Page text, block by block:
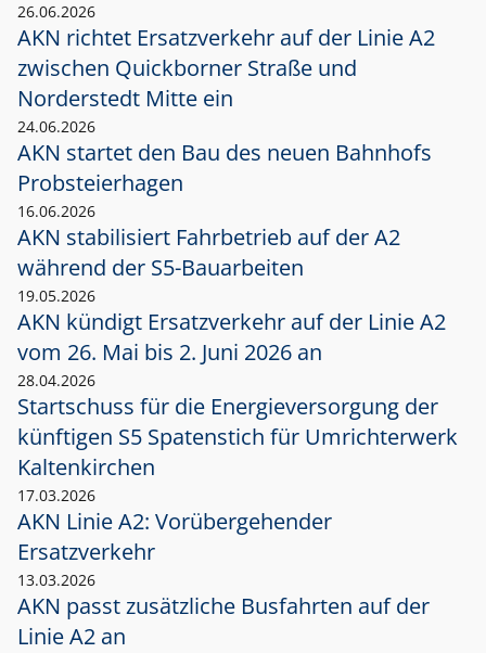
26.06.2026
AKN richtet Ersatzverkehr auf der Linie A2
zwischen Quickborner Straße und
Norderstedt Mitte ein
24.06.2026
AKN startet den Bau des neuen Bahnhofs
Probsteierhagen
16.06.2026
AKN stabilisiert Fahrbetrieb auf der A2
während der S5-Bauarbeiten
19.05.2026
AKN kündigt Ersatzverkehr auf der Linie A2
vom 26. Mai bis 2. Juni 2026 an
28.04.2026
Startschuss für die Energieversorgung der
künftigen S5 Spatenstich für Umrichterwerk
Kaltenkirchen
17.03.2026
AKN Linie A2: Vorübergehender
Ersatzverkehr
13.03.2026
AKN passt zusätzliche Busfahrten auf der
Linie A2 an